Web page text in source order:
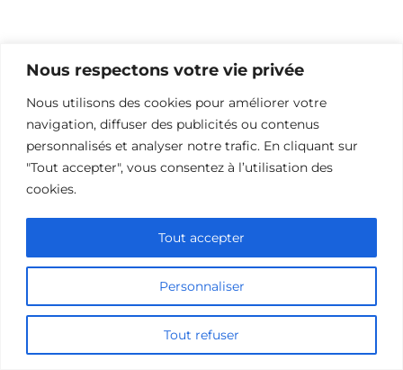
Nous respectons votre vie privée
Nous utilisons des cookies pour améliorer votre
navigation, diffuser des publicités ou contenus
personnalisés et analyser notre trafic. En cliquant sur
"Tout accepter", vous consentez à l’utilisation des
cookies.
Personnaliser
Tout refuser
Tout accepter
10 Œuvres Similaires à Shark Waters
pour les Fans de Frissons